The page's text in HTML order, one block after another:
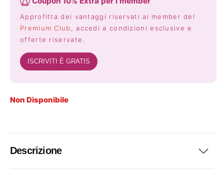
Approfitta dei vantaggi riservati ai member del
Premium Club, accedi a condizioni esclusive e
offerte riservate.
ISCRIVITI È GRATIS
Non Disponibile
Descrizione